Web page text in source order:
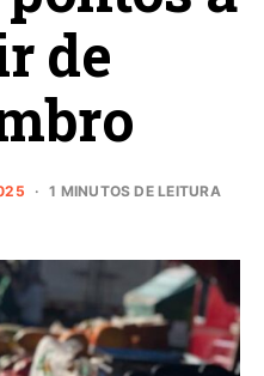
de
1 MINUTOS DE LEITURA